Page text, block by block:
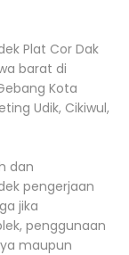
Plat Cor Dak
barat di
Kota
Udik, Cikiwul,
dan
pengerjaan
jika
penggunaan
maupun